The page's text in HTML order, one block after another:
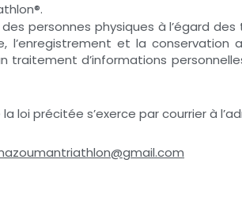
personnes physiques à l’égard
l’enregistrement et la conservation
traitement d’informations
loi précitée s’exerce par courrier à